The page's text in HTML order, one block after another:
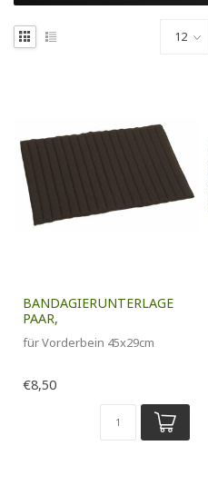
BANDAGIERUNTERLAGE
PAAR,
für Vorderbein 45x29cm
€8,50